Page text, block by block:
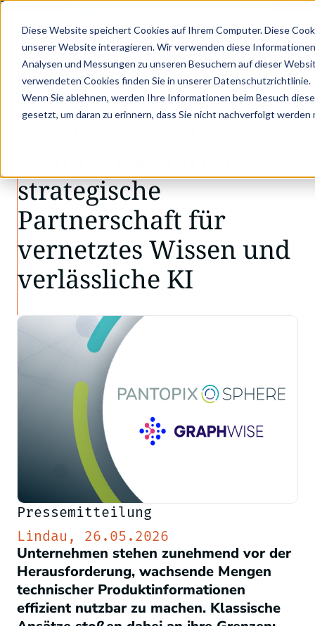
Diese Website speichert Cookies auf Ihrem Computer. Diese
unserer Website interagieren. Wir verwenden diese
Analysen und Messungen zu unseren Besuchern auf dieser
verwendeten Cookies finden Sie in unserer Datenschutzrichtlinie.
Wenn Sie ablehnen, werden Ihre Informationen beim Besuch
gesetzt, um daran zu erinnern, dass Sie nicht nachverfolgt werden
MIT STRUKTURIERTEN PRODUKTDATEN ZUM DIGITALEN PRODUKTPASS -
Aktuelles•
PANTOPIX und Graphwise starten…
AKTUELLES
PANTOPIX und
strategische
Partnerschaft für
vernetztes Wissen und
verlässliche KI
Pressemitteilung
Lindau, 26.05.2026
Unternehmen stehen zunehmend vor der
Herausforderung, wachsende Mengen
technischer Produktinformationen
effizient nutzbar zu machen. Klassische